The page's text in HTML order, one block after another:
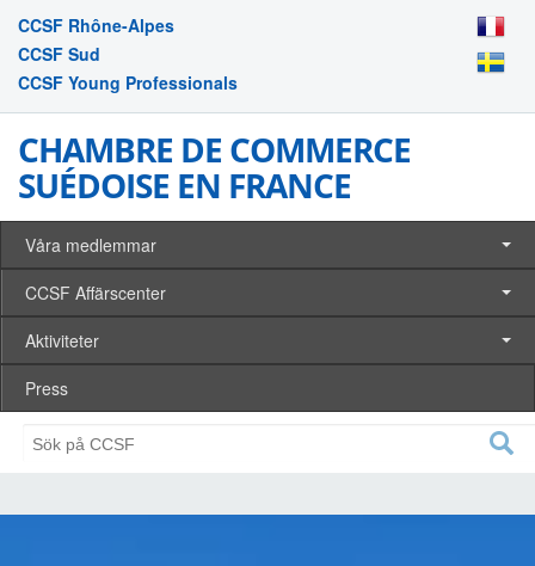
CCSF Rhône-Alpes
CCSF Sud
CCSF Young Professionals
CHAMBRE DE COMMERCE
SUÉDOISE EN FRANCE
Våra medlemmar
CCSF Affärscenter
Aktiviteter
Press